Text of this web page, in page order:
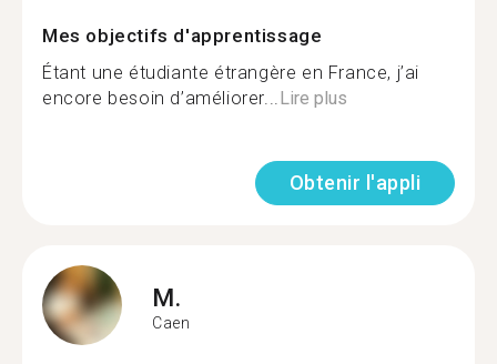
Mes objectifs d'apprentissage
Étant une étudiante étrangère en France, j’ai
encore besoin d’améliorer...Lire plus
Obtenir l'appli
M.
Caen